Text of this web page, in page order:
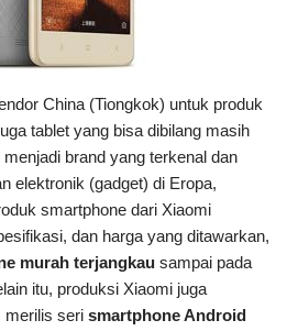
China (Tiongkok) untuk produk
tablet yang bisa dibilang masih
brand yang terkenal dan
elektronik (gadget) di Eropa,
smartphone dari Xiaomi
dan harga yang ditawarkan,
murah terjangkau sampai pada
itu, produksi Xiaomi juga
merilis seri smartphone Android